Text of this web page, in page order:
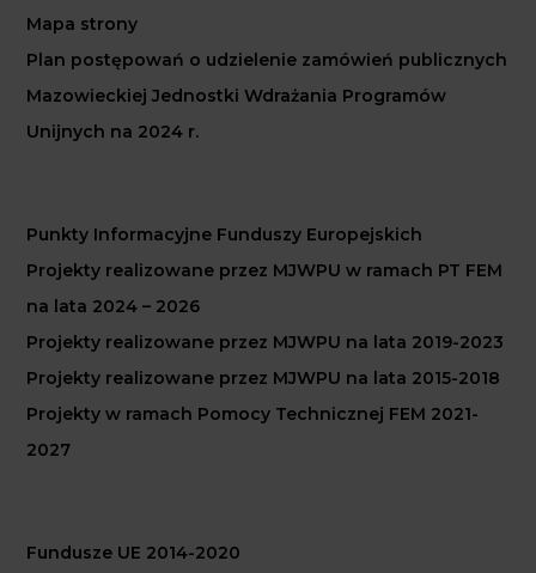
Mapa strony
Plan postępowań o udzielenie zamówień publicznych
Mazowieckiej Jednostki Wdrażania Programów
Unijnych na 2024 r.
Punkty Informacyjne Funduszy Europejskich
Projekty realizowane przez MJWPU w ramach PT FEM
na lata 2024 – 2026
Projekty realizowane przez MJWPU na lata 2019-2023
Projekty realizowane przez MJWPU na lata 2015-2018
Projekty w ramach Pomocy Technicznej FEM 2021-
2027
Fundusze UE 2014-2020